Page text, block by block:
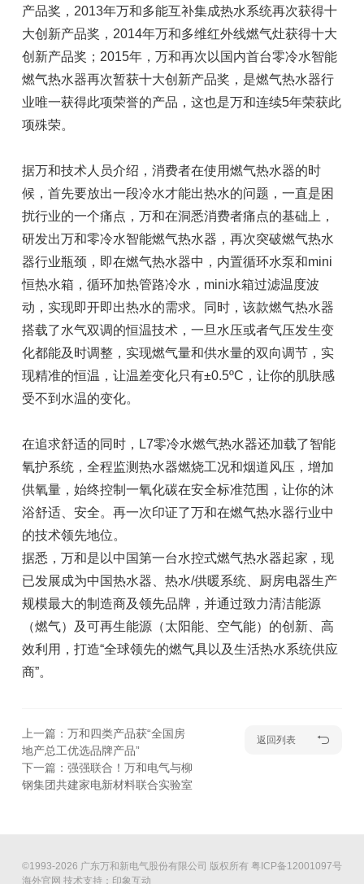
产品奖，2013年万和多能互补集成热水系统再次获得十
大创新产品奖，2014年万和多维红外线燃气灶获得十大
创新产品奖；2015年，万和再次以国内首台零冷水智能
燃气热水器再次暂获十大创新产品奖，是燃气热水器行
业唯一获得此项荣誉的产品，这也是万和连续5年荣获此
项殊荣。
据万和技术人员介绍，消费者在使用燃气热水器的时
候，首先要放出一段冷水才能出热水的问题，一直是困
扰行业的一个痛点，万和在洞悉消费者痛点的基础上，
研发出万和零冷水智能燃气热水器，再次突破燃气热水
器行业瓶颈，即在燃气热水器中，内置循环水泵和mini
恒热水箱，循环加热管路冷水，mini水箱过滤温度波
动，实现即开即出热水的需求。同时，该款燃气热水器
搭载了水气双调的恒温技术，一旦水压或者气压发生变
化都能及时调整，实现燃气量和供水量的双向调节，实
现精准的恒温，让温差变化只有±0.5ºC，让你的肌肤感
受不到水温的变化。
在追求舒适的同时，L7零冷水燃气热水器还加载了智能
氧护系统，全程监测热水器燃烧工况和烟道风压，增加
供氧量，始终控制一氧化碳在安全标准范围，让你的沐
浴舒适、安全。再一次印证了万和在燃气热水器行业中
的技术领先地位。
据悉，万和是以中国第一台水控式燃气热水器起家，现
已发展成为中国热水器、热水/供暖系统、厨房电器生产
规模最大的制造商及领先品牌，并通过致力清洁能源
（燃气）及可再生能源（太阳能、空气能）的创新、高
效利用，打造“全球领先的燃气具以及生活热水系统供应
商”。
上一篇：万和四类产品获“全国房
地产总工优选品牌产品”
下一篇：强强联合！万和电气与柳
钢集团共建家电新材料联合实验室
返回列表
©1993-2026 广东万和新电气股份有限公司 版权所有 粤ICP备12001097号
海外官网 技术支持：印象互动